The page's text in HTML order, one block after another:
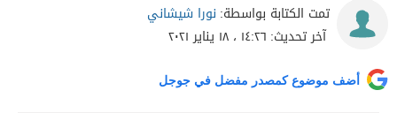
تمت الكتابة بواسطة: نورا شيشاني
آخر تحديث: ١٤:٢٦ ، ١٨ يناير ٢٠٢١
أضف موضوع كمصدر مفضل في جوجل